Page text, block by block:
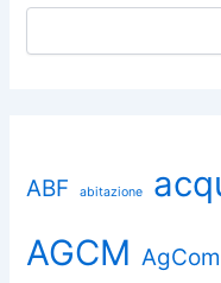
ABF abitazione
AGCM AgCom